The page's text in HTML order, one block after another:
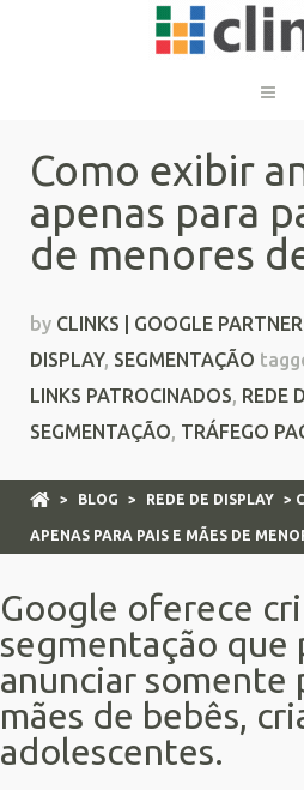
Como exibir
apenas para
de menores
by CLINKS | GOOGLE PARTNER
DISPLAY, SEGMENTAÇÃO
LINKS PATROCINADOS, REDE
SEGMENTAÇÃO, TRÁFEGO
> BLOG > REDE DE DISPLAY >
APENAS PARA PAIS E MÃES DE
Google oferece
segmentação que
anunciar somente
mães de bebês,
adolescentes.